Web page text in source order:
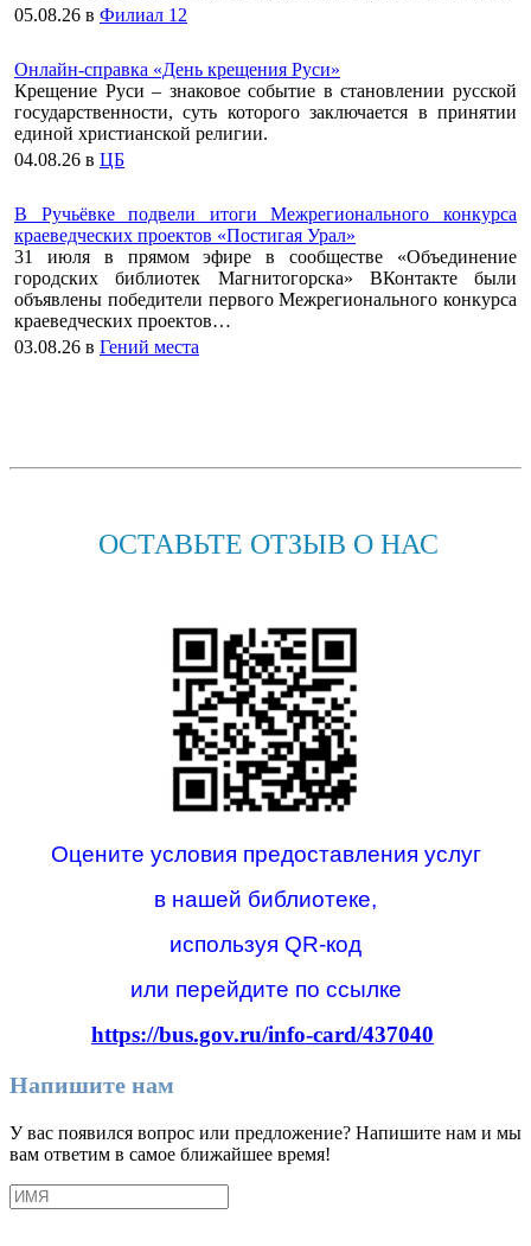
05.08.26 в Филиал 12
Онлайн-справка «День крещения Руси»
Крещение Руси – знаковое событие в становлении русской
государственности, суть которого заключается в принятии
единой христианской религии.
04.08.26 в ЦБ
В Ручьёвке подвели итоги Межрегионального конкурса
краеведческих проектов «Постигая Урал»
31 июля в прямом эфире в сообществе «Объединение
городских библиотек Магнитогорска» ВКонтакте были
объявлены победители первого Межрегионального конкурса
краеведческих проектов…
03.08.26 в Гений места
ОСТАВЬТЕ ОТЗЫВ О НАС
Оцените условия предоставления услуг
в нашей библиотеке,
используя QR-код
или перейдите по ссылке
https://bus.gov.ru/info-card/437040
Напишите нам
У вас появился вопрос или предложение? Напишите нам и мы
вам ответим в самое ближайшее время!